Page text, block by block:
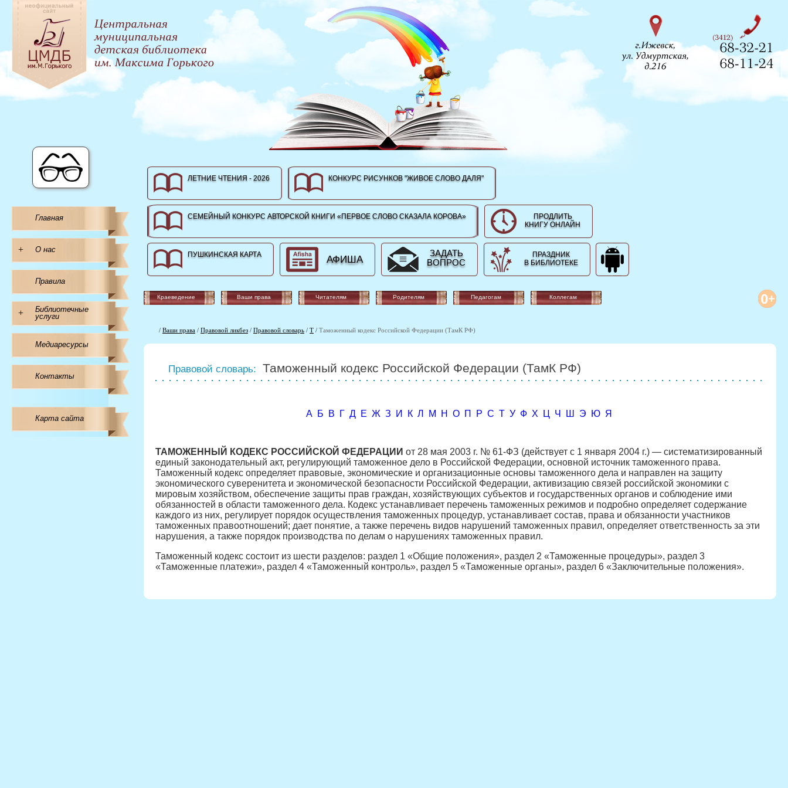
Главная
+ О нас
Правила
+
Библиотечные
услуги
Медиаресурсы
Контакты
Карта сайта
ЛЕТНИЕ ЧТЕНИЯ - 2026 КОНКУРС РИСУНКОВ "ЖИВОЕ СЛОВО ДАЛЯ"
СЕМЕЙНЫЙ КОНКУРС АВТОРСКОЙ КНИГИ «ПЕРВОЕ СЛОВО СКАЗАЛА КОРОВА»
ПРОДЛИТЬ
КНИГУ ОНЛАЙН
ПУШКИНСКАЯ КАРТА АФИША
ЗАДАТЬ
ВОПРОС
ПРАЗДНИК
В БИБЛИОТЕКЕ
Краеведение Ваши права Читателям Родителям Педагогам Коллегам
/ Ваши права / Правовой ликбез / Правовой словарь / Т / Таможенный кодекс Российской Федерации (ТамК РФ)
Правовой словарь: Таможенный кодекс Российской Федерации (ТамК РФ)
А Б В Г Д Е Ж З И К Л М Н О П Р С Т У Ф Х Ц Ч Ш Э Ю Я
ТАМОЖЕННЫЙ КОДЕКС РОССИЙСКОЙ ФЕДЕРАЦИИ от 28 мая 2003 г. № 61-ФЗ (действует с 1 января 2004 г.) — систематизированный
единый законодательный акт, регулирующий таможенное дело в Российской Федерации, основной источник таможенного права.
Таможенный кодекс определяет правовые, экономические и организационные основы таможенного дела и направлен на защиту
экономического суверенитета и экономической безопасности Российской Федерации, активизацию связей российской экономики с
мировым хозяйством, обеспечение защиты прав граждан, хозяйствующих субъектов и государственных органов и соблюдение ими
обязанностей в области таможенного дела. Кодекс устанавливает перечень таможенных режимов и подробно определяет содержание
каждого из них, регулирует порядок осуществления таможенных процедур, устанавливает состав, права и обязанности участников
таможенных правоотношений; дает понятие, а также перечень видов нарушений таможенных правил, определяет ответственность за эти
нарушения, а также порядок производства по делам о нарушениях таможенных правил.
Таможенный кодекс состоит из шести разделов: раздел 1 «Общие положения», раздел 2 «Таможенные процедуры», раздел 3
«Таможенные платежи», раздел 4 «Таможенный контроль», раздел 5 «Таможенные органы», раздел 6 «Заключительные положения».